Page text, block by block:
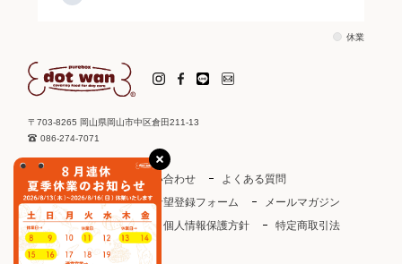
休業
〒703-8265 岡山県岡山市中区倉田211-13
086-274-7071
ご利用ガイド お問い合わせ
よくある質問
取り扱い店
お取引希望登録フォーム
メールマガジン
ドットわんカタログ
個人情報保護方針
特定商取引法
会社概要
会員規約